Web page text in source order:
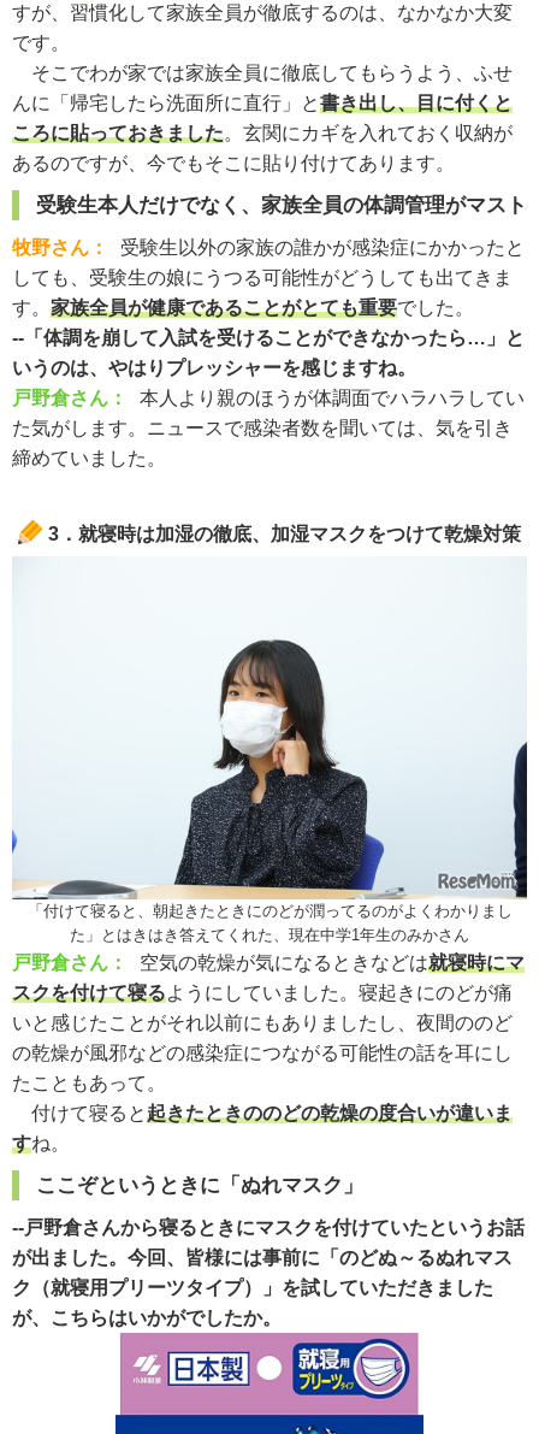
すが、習慣化して家族全員が徹底するのは、なかなか大変
です。
そこでわが家では家族全員に徹底してもらうよう、ふせ
んに「帰宅したら洗面所に直行」と書き出し、目に付くと
ころに貼っておきました。玄関にカギを入れておく収納が
あるのですが、今でもそこに貼り付けてあります。
受験生本人だけでなく、家族全員の体調管理がマスト
牧野さん：
受験生以外の家族の誰かが感染症にかかったと
しても、受験生の娘にうつる可能性がどうしても出てきま
す。 家族全員が健康であることがとても重要でした。
--「体調を崩して入試を受けることができなかったら…」と
いうのは、やはりプレッシャーを感じますね。
戸野倉さん：
本人より親のほうが体調面でハラハラしてい
た気がします。ニュースで感染者数を聞いては、気を引き
締めていました。
3．就寝時は加湿の徹底、加湿マスクをつけて乾燥対策
「付けて寝ると、朝起きたときにのどが潤ってるのがよくわかりまし
た」とはきはき答えてくれた、現在中学1年生のみかさん
戸野倉さん： 空気の乾燥が気になるときなどは就寝時にマ
スクを付けて寝るようにしていました。寝起きにのどが痛
いと感じたことがそれ以前にもありましたし、夜間ののど
の乾燥が風邪などの感染症につながる可能性の話を耳にし
たこともあって。
付けて寝ると起きたときののどの乾燥の度合いが違いま
すね。
ここぞというときに「ぬれマスク」
--戸野倉さんから寝るときにマスクを付けていたというお話
が出ました。今回、皆様には事前に「のどぬ～るぬれマス
ク（就寝用プリーツタイプ）」を試していただきました
が、こちらはいかがでしたか。